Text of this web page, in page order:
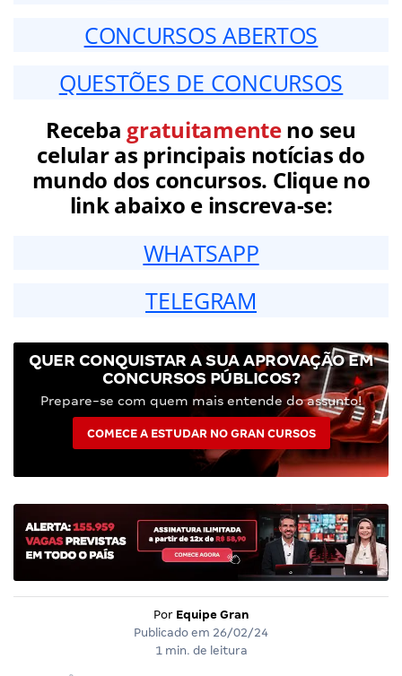
CONCURSOS ABERTOS
QUESTÕES DE CONCURSOS
Receba gratuitamenteno seu
celular as principais notícias do
mundo dos concursos. Clique no
link abaixo e inscreva-se:
WHATSAPP
TELEGRAM
QUER CONQUISTAR A SUA APROVAÇÃO EM
CONCURSOS PÚBLICOS?
Prepare-se com quem mais entende do assunto!
COMECE A ESTUDAR NO GRAN CURSOS
Por Equipe Gran
Publicado em 26/02/24
1 min. de leitura